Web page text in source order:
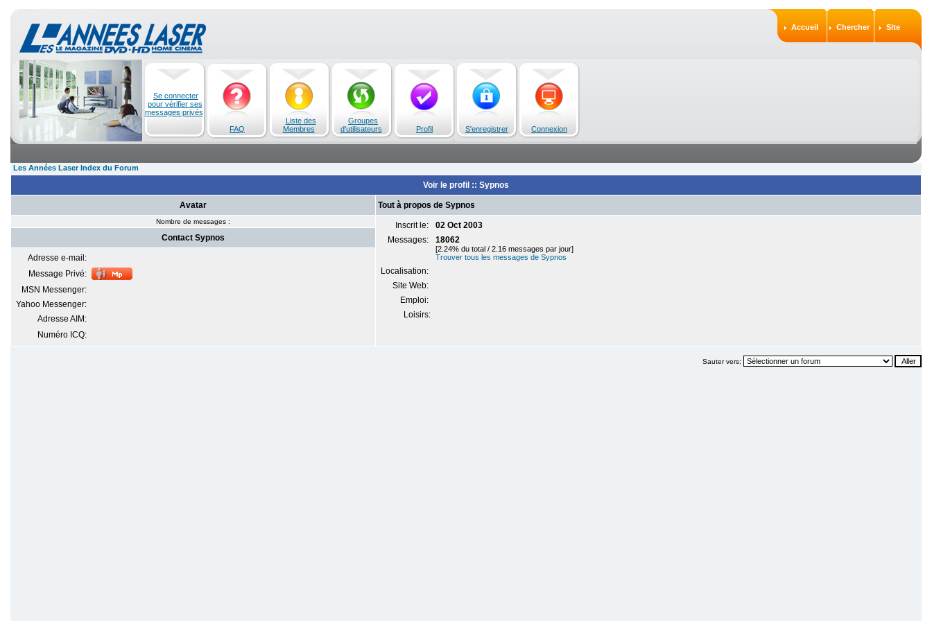
Accueil Chercher Site
Se connecter
pour vérifier ses
messages privés
FAQ
Liste des
Membres
Groupes
d'utilisateurs
Profil S'enregistrer Connexion
Les Années Laser Index du Forum
Voir le profil :: Sypnos
Avatar Tout à propos de Sypnos
Nombre de messages : Inscrit le:
02 Oct 2003
Messages:
18062
[2.24% du total / 2.16 messages par jour]
Trouver tous les messages de Sypnos
Localisation:
Site Web:
Emploi:
Loisirs:
Contact Sypnos
Adresse e-mail:
Message Privé:
MSN Messenger:
Yahoo Messenger:
Adresse AIM:
Numéro ICQ:
Sauter vers: